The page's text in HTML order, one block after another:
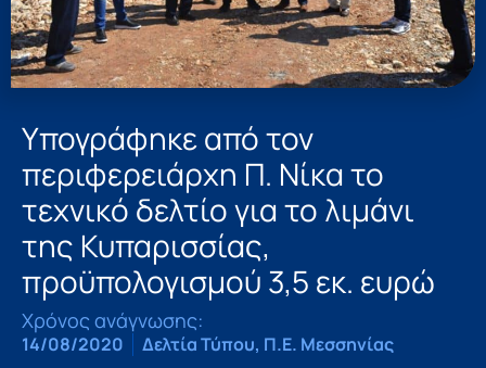
Υπογράφηκε από τον
περιφερειάρχη Π. Νίκα το
τεχνικό δελτίο για το λιμάνι
της Κυπαρισσίας,
προϋπολογισμού 3,5 εκ. ευρώ
Χρόνος ανάγνωσης:
14/08/2020 Δελτία Τύπου, Π.Ε. Μεσσηνίας